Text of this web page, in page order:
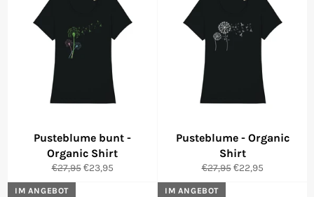
Pusteblume bunt -
Organic Shirt
Normaler
Preis
€27,95 Sonderpreis
€23,95
Pusteblume - Organic
Shirt
Normaler
Preis
€27,95 Sonderpreis
€22,95
IM ANGEBOT IM ANGEBOT